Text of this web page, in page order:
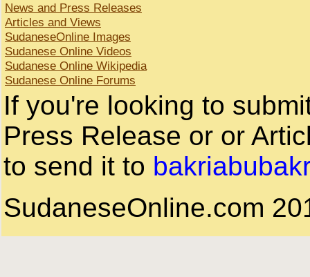
News and Press Releases
Articles and Views
SudaneseOnline Images
Sudanese Online Videos
Sudanese Online Wikipedia
Sudanese Online Forums
If you're looking to
Press Release or or
to send it to